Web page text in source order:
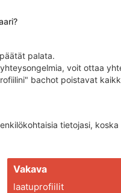
palata.
voit ottaa
bachot poistavat
​​tietojasi,
Vakava
laatuprofiilit